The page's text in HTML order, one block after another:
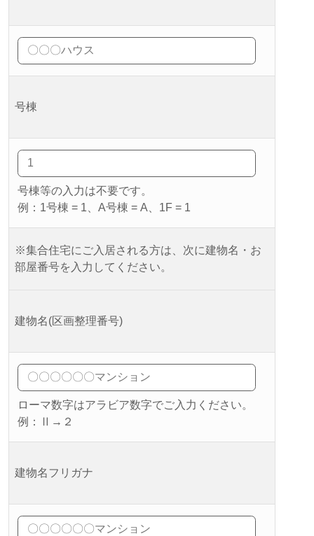
号棟
号棟等の入力は不要です。
例：1号棟 = 1、A号棟 = A、1F = 1
※集合住宅にご入居される方は、次に建物名・お
部屋番号を入力してください。
建物名(区画整理番号)
ローマ数字はアラビア数字でご入力ください。
例：Ⅱ→２
建物名フリガナ